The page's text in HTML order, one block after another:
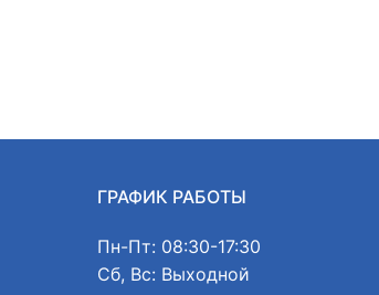
ГРАФИК РАБОТЫ
Пн-Пт: 08:30-17:30
Сб, Вс: Выходной